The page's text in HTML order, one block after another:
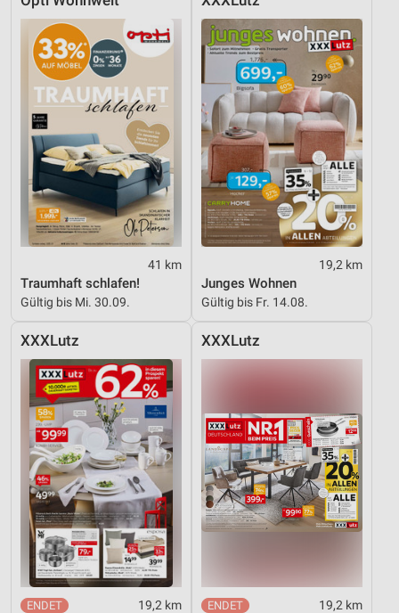
41 km
Traumhaft schlafen!
Gültig bis Mi. 30.09.
19,2 km
Junges Wohnen
Gültig bis Fr. 14.08.
XXXLutz
19,2 km
XXXLutz
19,2 km